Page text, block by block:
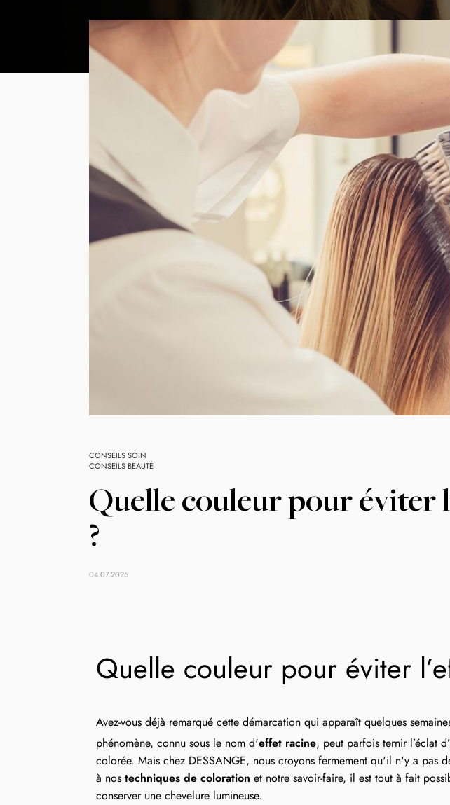
CONSEILS SOIN
CONSEILS BEAUTÉ
Quelle couleur pour éviter
?
04.07.2025
Quelle couleur pour éviter
Avez-vous déjà remarqué cette démarcation qui apparaît quelques
phénomène, connu sous le nom d'effet racine, peut parfois ternir l’éclat
colorée. Mais chez DESSANGE, nous croyons fermement qu'il n'y a pas
à nos techniques de coloration et notre savoir-faire, il est tout à fait
conserver une chevelure lumineuse.